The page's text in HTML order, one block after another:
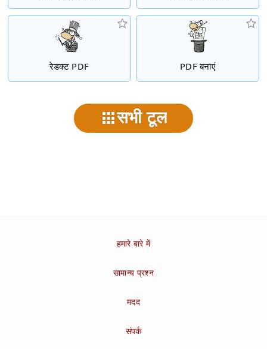
रेडक्ट PDF PDF बनाएं
सभी टूल
हमारे बारे में
सामान्य प्रश्न
मदद
संपर्क